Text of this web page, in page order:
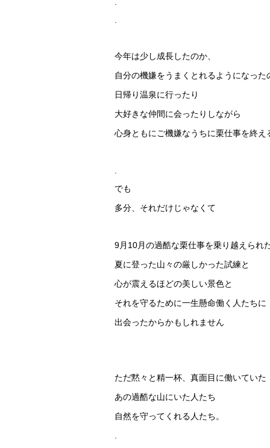
今年は少し成長したのか、
自分の機嫌をうまくとれるようになった
日帰り温泉に行ったり
大好きな仲間に会ったりしながら
心身ともにご機嫌なうちに栗仕事を終え
でも
多分、それだけじゃなくて
9月10月の過酷な栗仕事を乗り越えられ
夏に登った山々の厳しかった試練と
心が震えるほどの美しい景色と
それを守るために一生懸命働く人たちに
出会ったからかもしれません
ただ黙々と精一杯、真面目に働いていた
あの過酷な山にいた人たち
自然を守ってくれる人たち。